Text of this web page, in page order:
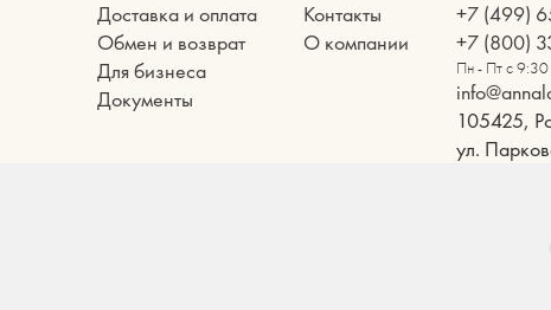
Доставка и оплата
Обмен и возврат
Для бизнеса
Документы
Контакты
О компании
+7 (499)
+7 (800)
Пн - Пт с
105425,
ул.